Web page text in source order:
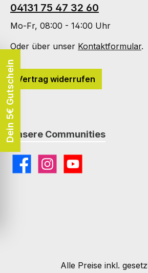
04131 75 47 32 60
Mo-Fr, 08:00 - 14:00 Uhr
Oder über unser Kontaktformular.
Vertrag widerrufen
Unsere Communities
FacebookInstagramYouTube
Alle Preise inkl.
Dein 5€ Gutschein